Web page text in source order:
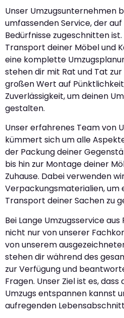
Unser Umzugsunternehmen
umfassenden Service, der
Bedürfnisse zugeschnitten
Transport deiner Möbel und
eine komplette
stehen dir mit Rat und Tat
großen Wert auf
Zuverlässigkeit, um deinen
gestalten.
Unser erfahrenes Team von
kümmert sich um alle
der Packung deiner
bis hin zur Montage deiner
Zuhause. Dabei verwenden
Verpackungsmaterialien, um
Transport deiner Sachen zu
Bei Lange Umzugsservice
nicht nur von unserer
von unserem
stehen dir während des
zur Verfügung und
Fragen. Unser Ziel ist es,
Umzugs entspannen kannst
aufregenden